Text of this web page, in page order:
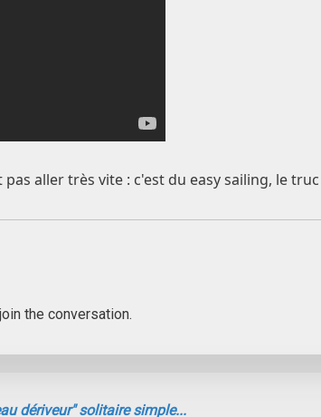
aller très vite : c'est du easy sailing, le
the conversation.
dériveur" solitaire simple...